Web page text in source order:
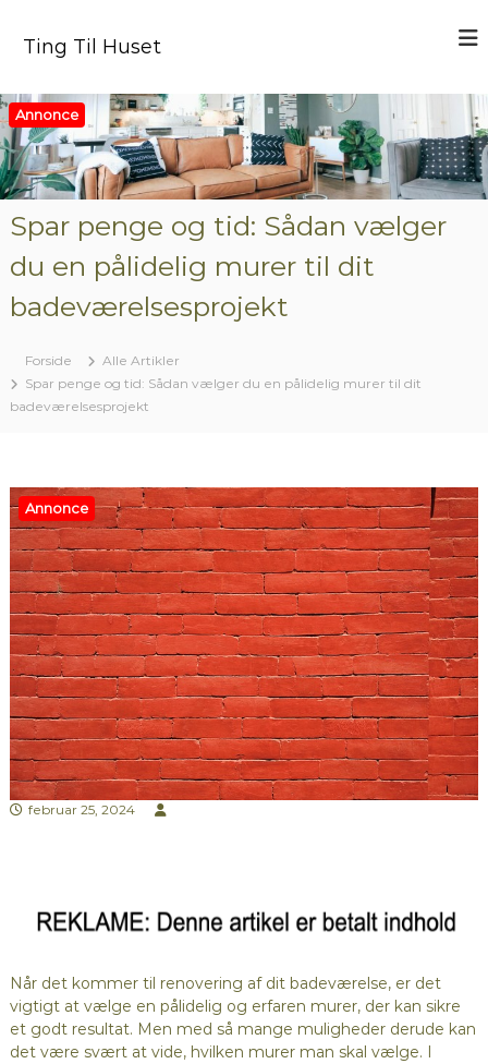
r
e
t
i
l
Ting Til Huset
Annonce
Spar penge og tid: Sådan vælger
du en pålidelig murer til dit
badeværelsesprojekt
Forside
Alle Artikler
Spar penge og tid: Sådan vælger du en pålidelig murer til dit
badeværelsesprojekt
Annonce
februar 25, 2024
Når det kommer til renovering af dit badeværelse, er det
vigtigt at vælge en pålidelig og erfaren murer, der kan sikre
et godt resultat. Men med så mange muligheder derude kan
det være svært at vide, hvilken murer man skal vælge. I